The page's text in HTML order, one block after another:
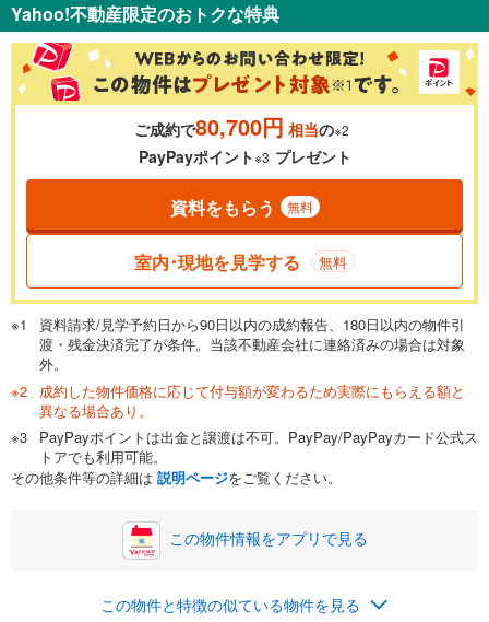
金利 ％
0.01%
一般的には最長35年まで借り入れ可能です。多くの金融機関
が完済時の年齢は80歳までを条件としています。
閉じる
頭金 万円
0万円 5,380万円
自己資金から住宅購入にかけられる金額を入力してくださ
い。一般的には物件価格の2割までが目安です。
閉じる
ボーナス
万円
0円
ナス時の増額分（1回分）を入力してください。
Yahoo!不動産限定のおトクな特典
ご成約で80,700円 相当の※2
PayPayポイント※3 プレゼント
資料をもらう 無料
室内･現地を見学する 無料
資料請求/見学予約日から90日以内の成約報告、180日以内の物件引
渡・残金決済完了が条件。当該不動産会社に連絡済みの場合は対象
外。
成約した物件価格に応じて付与額が変わるため実際にもらえる額と
異なる場合あり。
PayPayポイントは出金と譲渡は不可。PayPay/PayPayカード公式ス
トアでも利用可能。
その他条件等の詳細は 説明ページをご覧ください。
この物件情報をアプリで見る
この物件と特徴の似ている物件を見る